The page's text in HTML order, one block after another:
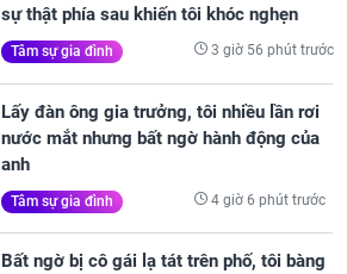
sự thật phía sau khiến tôi khóc nghẹn
Tâm sự gia đình 3 giờ 56 phút trước
Lấy đàn ông gia trưởng, tôi nhiều lần rơi
nước mắt nhưng bất ngờ hành động của
anh
Tâm sự gia đình 4 giờ 6 phút trước
Bất ngờ bị cô gái lạ tát trên phố, tôi bàng